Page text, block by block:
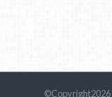
©Copyright2026